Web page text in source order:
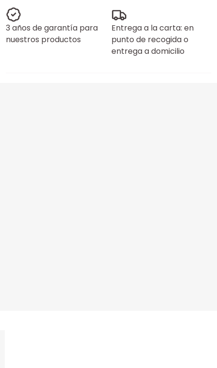
3 años de garantía para
nuestros productos
Entrega a la carta: en
punto de recogida o
entrega a domicilio